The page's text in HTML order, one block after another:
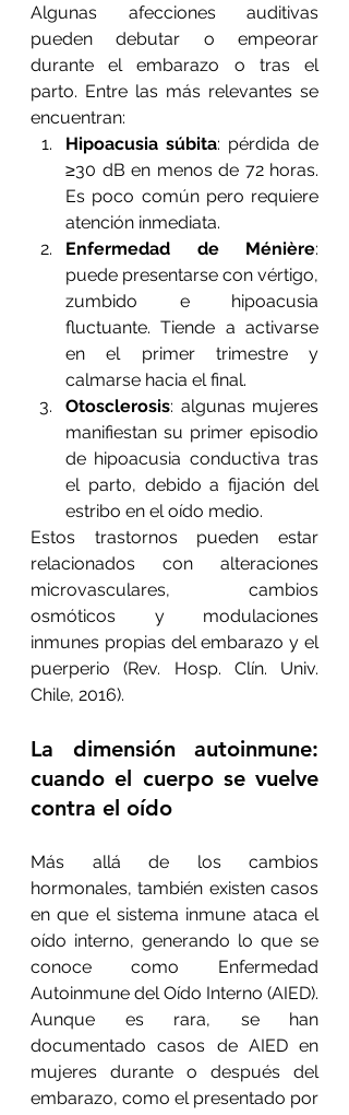
Algunas afecciones auditivas
pueden debutar o empeorar
durante el embarazo o tras el
parto. Entre las más relevantes se
encuentran:
Hipoacusia súbita: pérdida de
≥30 dB en menos de 72 horas.
Es poco común pero requiere
atención inmediata.
Enfermedad de Ménière:
puede presentarse con vértigo,
zumbido e hipoacusia
fluctuante. Tiende a activarse
en el primer trimestre y
calmarse hacia el final.
Otosclerosis: algunas mujeres
manifiestan su primer episodio
de hipoacusia conductiva tras
el parto, debido a fijación del
estribo en el oído medio.
Estos trastornos pueden estar
relacionados con alteraciones
microvasculares, cambios
osmóticos y modulaciones
inmunes propias del embarazo y el
puerperio (Rev. Hosp. Clín. Univ.
Chile, 2016).
La dimensión autoinmune:
cuando el cuerpo se vuelve
contra el oído
Más allá de los cambios
hormonales, también existen casos
en que el sistema inmune ataca el
oído interno, generando lo que se
conoce como Enfermedad
Autoinmune del Oído Interno (AIED).
Aunque es rara, se han
documentado casos de AIED en
mujeres durante o después del
embarazo, como el presentado por